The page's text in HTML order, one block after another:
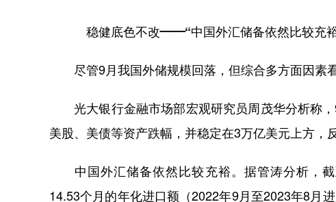
稳健底色不改——“中国外汇储备依然比较充
尽管9月我国外储规模回落，但综合多方面因素看
光大银行金融市场部宏观研究员周茂华分析称，
美股、美债等资产跌幅，并稳定在3万亿美元上方，
中国外汇储备依然比较充裕。据管涛分析，截
14.53个月的年化进口额（2022年9月至2023年8月